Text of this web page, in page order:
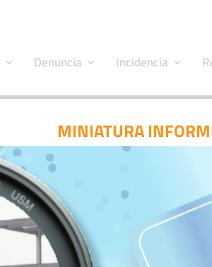
Denuncia Incidencia
MINIATURA